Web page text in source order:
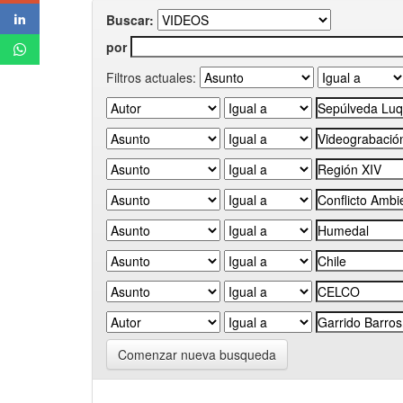
Buscar:
por
Filtros actuales:
Comenzar nueva busqueda